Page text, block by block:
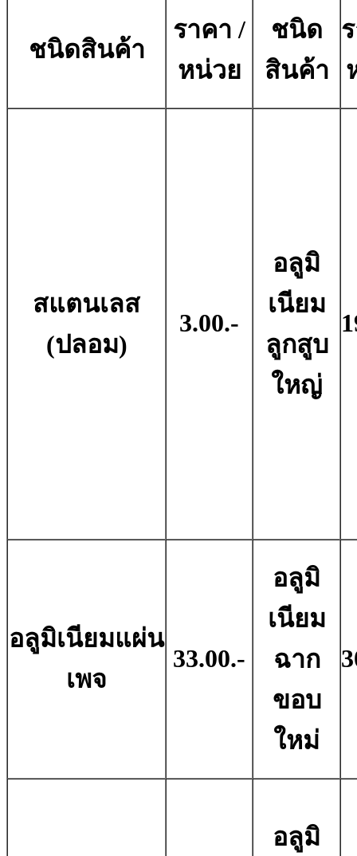
ชนิดสินค้า
ราคา /
หน่วย
ชนิด
สินค้า
สแตนเลส
(ปลอม)
3.00.-
อลูมิ
เนียม
ลูกสูบ
ใหญ่
อลูมิเนียมแผ่น
เพจ
33.00.-
อลูมิ
เนียม
ฉาก
ขอบ
ใหม่
อลูมิ